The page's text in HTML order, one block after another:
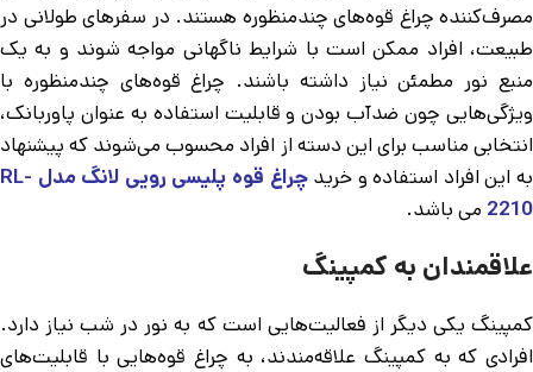
مصرف‌کننده چراغ قوه‌های چندمنظوره هستند. در سفرهای طولانی در
طبیعت، افراد ممکن است با شرایط ناگهانی مواجه شوند و به یک
منبع نور مطمئن نیاز داشته باشند. چراغ قوه‌های چندمنظوره با
ویژگی‌هایی چون ضدآب بودن و قابلیت استفاده به عنوان پاوربانک،
انتخابی مناسب برای این دسته از افراد محسوب می‌شوند که پیشنهاد
به این افراد استفاده و خرید
چراغ قوه پلیسی رویی لانگ مدل RL-
2210 می باشد.
علاقمندان به کمپینگ
کمپینگ یکی دیگر از فعالیت‌هایی است که به نور در شب نیاز دارد.
افرادی که به کمپینگ علاقه‌مندند، به چراغ قوه‌هایی با قابلیت‌های